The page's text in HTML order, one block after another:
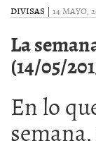
DIVISAS | 14 MAYO,
La
(14/05/
En lo